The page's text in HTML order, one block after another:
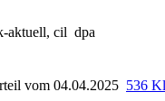
aktuell, cil dpa
vom 04.04.2025 536